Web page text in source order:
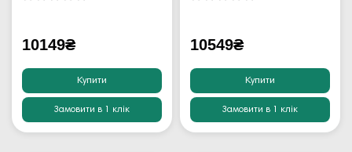
10149₴
Купити
Замовити в 1 клік
10549₴
Купити
Замовити в 1 клік